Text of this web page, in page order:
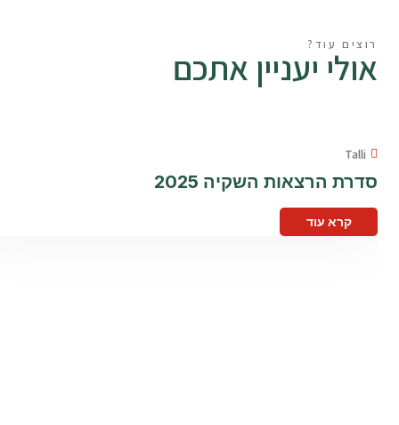
רוצים עוד?
אולי יעניין אתכם
Talli
סדרת הרצאות השקיה 2025
קרא עוד